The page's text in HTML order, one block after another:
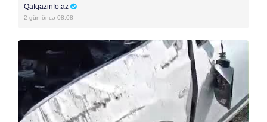
Qafqazinfo.az
2 gün öncə 08:08